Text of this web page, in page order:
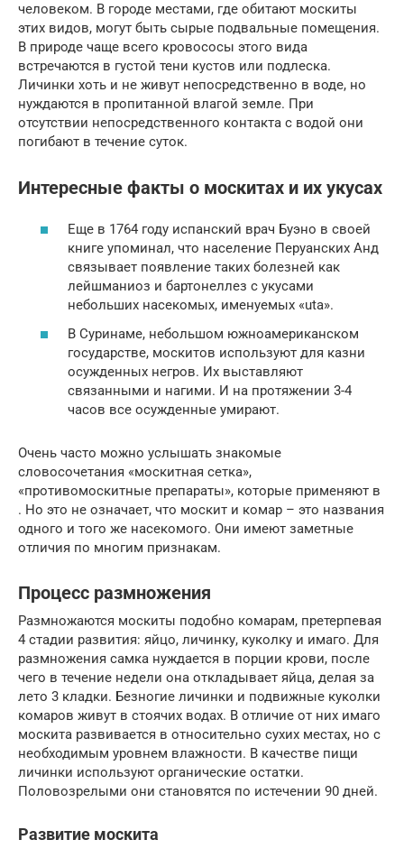
человеком. В городе местами, где обитают москиты
этих видов, могут быть сырые подвальные помещения.
В природе чаще всего кровососы этого вида
встречаются в густой тени кустов или подлеска.
Личинки хоть и не живут непосредственно в воде, но
нуждаются в пропитанной влагой земле. При
отсутствии непосредственного контакта с водой они
погибают в течение суток.
Интересные факты о москитах и их укусах
Еще в 1764 году испанский врач Буэно в своей
книге упоминал, что население Перуанских Анд
связывает появление таких болезней как
лейшманиоз и бартонеллез с укусами
небольших насекомых, именуемых «uta».
В Суринаме, небольшом южноамериканском
государстве, москитов используют для казни
осужденных негров. Их выставляют
связанными и нагими. И на протяжении 3-4
часов все осужденные умирают.
Очень часто можно услышать знакомые
словосочетания «москитная сетка»,
«противомоскитные препараты», которые применяют в
. Но это не означает, что москит и комар – это названия
одного и того же насекомого. Они имеют заметные
отличия по многим признакам.
Процесс размножения
Размножаются москиты подобно комарам, претерпевая
4 стадии развития: яйцо, личинку, куколку и имаго. Для
размножения самка нуждается в порции крови, после
чего в течение недели она откладывает яйца, делая за
лето 3 кладки. Безногие личинки и подвижные куколки
комаров живут в стоячих водах. В отличие от них имаго
москита развивается в относительно сухих местах, но с
необходимым уровнем влажности. В качестве пищи
личинки используют органические остатки.
Половозрелыми они становятся по истечении 90 дней.
Развитие москита